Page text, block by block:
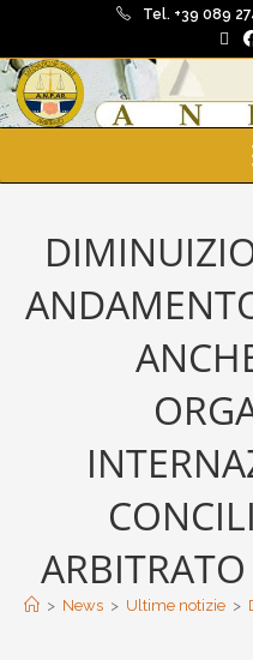
Tel. +39 089
> News > Ultime notizie >